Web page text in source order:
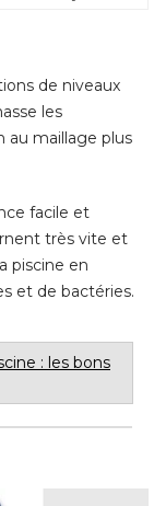
de niveaux
les
au maillage plus
facile et
très vite et
piscine en
et de bactéries.
: les bons